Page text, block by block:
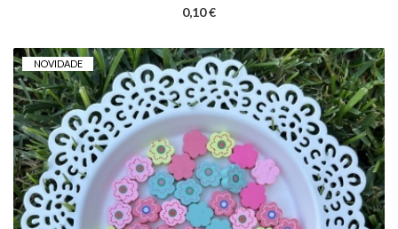
0,10 €
NOVIDADE